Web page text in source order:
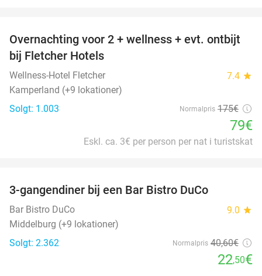
55%
Overnachting voor 2 + wellness + evt. ontbijt
bij Fletcher Hotels
Wellness-Hotel Fletcher 7.4 star
Kamperland (+9 lokationer)
Solgt: 1.003
Normalpris 175€
79€
Eskl. ca. 3€ per person per nat i turistskat
3-gangendiner bij een Bar Bistro DuCo
Bar Bistro DuCo 9.0 star
Middelburg (+9 lokationer)
Solgt: 2.362
Normalpris 40,60€
22,50€